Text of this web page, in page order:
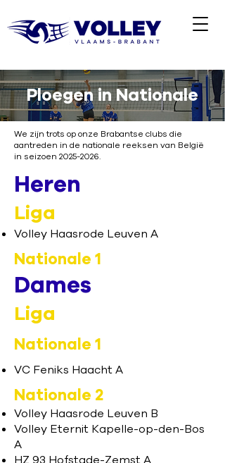
Ploegen in Nationale
We zijn trots op onze Brabantse clubs die
aantreden in de nationale reeksen van België
in seizoen 2025-2026.
Heren
Liga
Volley Haasrode Leuven A
Nationale 1
Dames
Liga
Nationale 1
VC Feniks Haacht A
Nationale 2
​​​​Volley Haasrode Leuven B
Volley Eternit Kapelle-op-den-Bos
A